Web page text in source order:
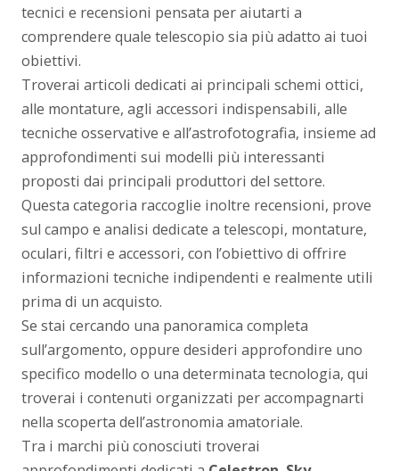
tecnici e recensioni pensata per aiutarti a
comprendere quale telescopio sia più adatto ai tuoi
obiettivi.
Troverai articoli dedicati ai principali schemi ottici,
alle montature, agli accessori indispensabili, alle
tecniche osservative e all’astrofotografia, insieme ad
approfondimenti sui modelli più interessanti
proposti dai principali produttori del settore.
Questa categoria raccoglie inoltre recensioni, prove
sul campo e analisi dedicate a telescopi, montature,
oculari, filtri e accessori, con l’obiettivo di offrire
informazioni tecniche indipendenti e realmente utili
prima di un acquisto.
Se stai cercando una panoramica completa
sull’argomento, oppure desideri approfondire uno
specifico modello o una determinata tecnologia, qui
troverai i contenuti organizzati per accompagnarti
nella scoperta dell’astronomia amatoriale.
Tra i marchi più conosciuti troverai